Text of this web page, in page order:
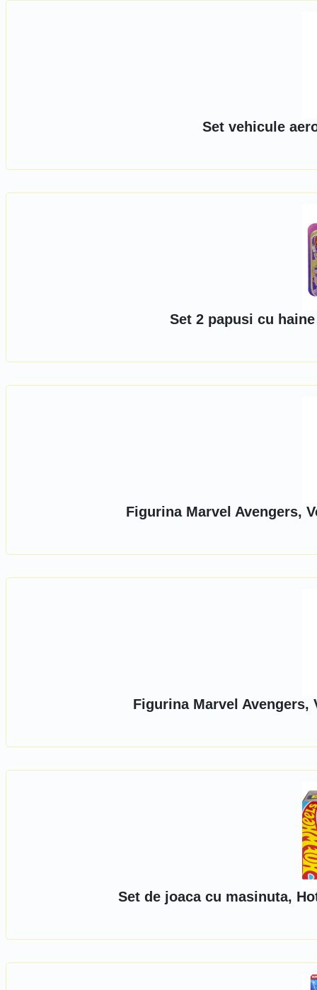
Set vehicule
Set 2 papusi cu
Figurina Marvel Avengers,
Figurina Marvel Avengers,
Set de joaca cu masinuta,